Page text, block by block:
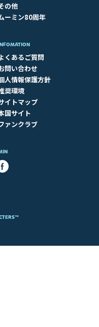
の他
ーミン80周年
くあるご質問
問い合わせ
人情報保護方針
奨環境
イトマップ
国サイト
ァンクラブ